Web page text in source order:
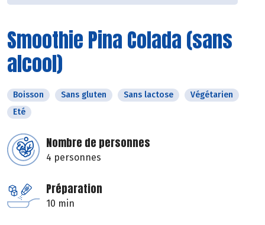
Smoothie Pina Colada (sans
alcool)
Boisson Sans gluten Sans lactose
Végétarien
Eté
Nombre de personnes
4 personnes
Préparation
10 min